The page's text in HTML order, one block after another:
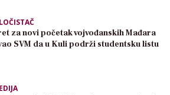
za novi početak vojvođanskih Mađara
SVM da u Kuli podrži studentsku listu